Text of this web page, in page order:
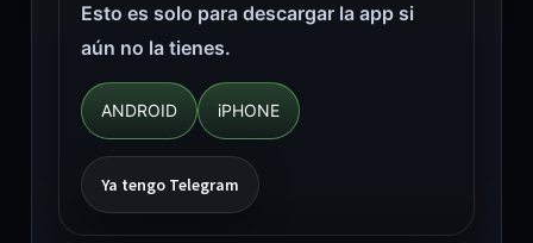
Esto es solo para descargar la app si
aún no la tienes.
ANDROID iPHONE
Ya tengo Telegram